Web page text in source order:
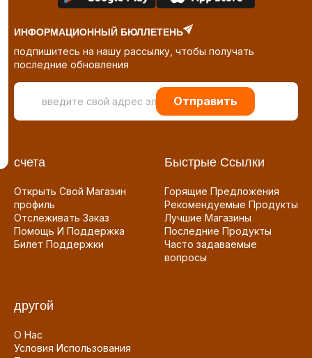
ИНФОРМАЦИОННЫЙ БЮЛЛЕТЕНЬ
подпишитесь на нашу рассылку, чтобы получать
последние обновления
Отправить
счета
Открыть Свой Магазин
профиль
Отслеживать Заказ
Помощь И Поддержка
Билет Поддержки
Быстрые Ссылки
Горящие Предложения
Рекомендуемые Продукты
Лучшие Магазины
Последние Продукты
Часто задаваемые
вопросы
другой
О Нас
Условия Использования